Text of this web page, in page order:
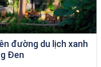
đường du lịch xanh
Đen